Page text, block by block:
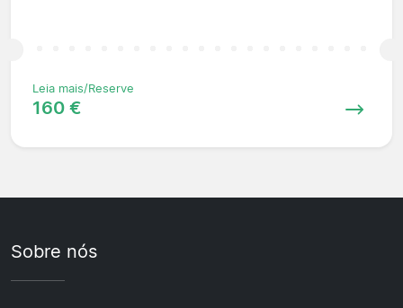
Leia mais/Reserve
160 €
Sobre nós